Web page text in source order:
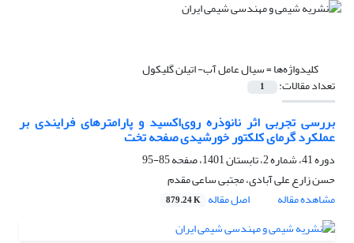
کلیدواژه‌ها =سیال عامل آب- اتیلن گلیکول
تعداد مقالات: 1
بررسی تجربی اثر نانوذره روی‌اکسید و پارامترهای فرایندی بر
عملکرد گرمای کلکتور خورشیدی صفحه تخت
دوره 41، شماره 2، تابستان 1401، صفحه
85-95
حسن زارع علی آبادی، مجتبی ساعی مقدم
مشاهده مقاله
اصل مقاله 879.24 K